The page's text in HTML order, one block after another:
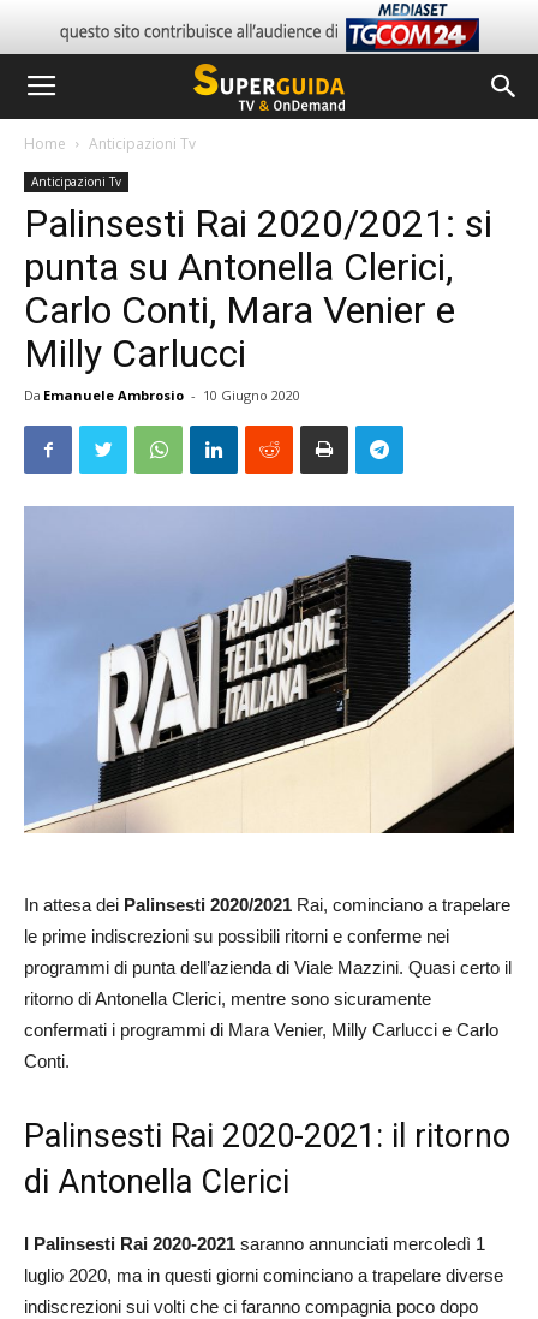
Home Anticipazioni Tv
Anticipazioni Tv
Palinsesti Rai 2020/2021: si
punta su Antonella Clerici,
Carlo Conti, Mara Venier e
Milly Carlucci
Da Emanuele Ambrosio - 10 Giugno 2020
In attesa dei Palinsesti 2020/2021 Rai, cominciano a trapelare
le prime indiscrezioni su possibili ritorni e conferme nei
programmi di punta dell’azienda di Viale Mazzini. Quasi certo il
ritorno di Antonella Clerici, mentre sono sicuramente
confermati i programmi di Mara Venier, Milly Carlucci e Carlo
Conti.
Palinsesti Rai 2020-2021: il ritorno
di Antonella Clerici
I Palinsesti Rai 2020-2021 saranno annunciati mercoledì 1
luglio 2020, ma in questi giorni cominciano a trapelare diverse
indiscrezioni sui volti che ci faranno compagnia poco dopo